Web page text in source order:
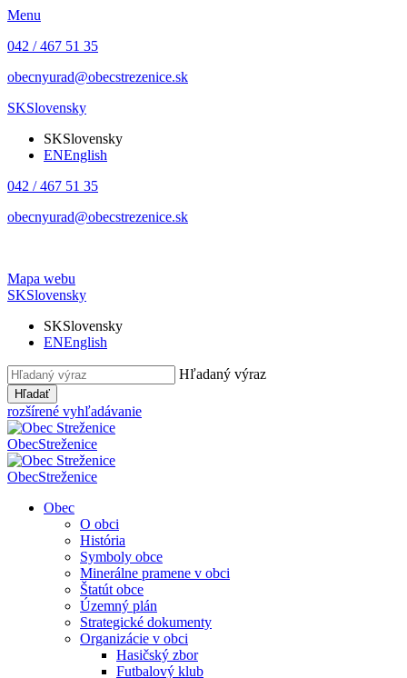
Menu
042 / 467 51 35
obecnyurad@obecstrezenice.sk
SKSlovensky
SKSlovensky
ENEnglish
042 / 467 51 35
obecnyurad@obecstrezenice.sk
Mapa webu
SKSlovensky
SKSlovensky
ENEnglish
Hľadaný výraz
Hľadať
rozšírené vyhľadávanie
ObecStreženice
ObecStreženice
Obec
O obci
História
Symboly obce
Minerálne pramene v obci
Štatút obce
Územný plán
Strategické dokumenty
Organizácie v obci
Hasičský zbor
Futbalový klub